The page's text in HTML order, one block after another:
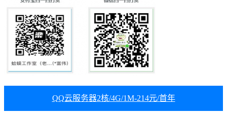
QQ云服务器2核/4G/1M-214元/首年